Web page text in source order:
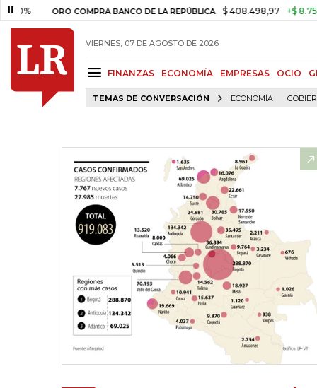
ORO COMPRA BANCO DE LA REPÚBLICA $ 408.498,97 +$ 8.753,81
VIERNES, 07 DE AGOSTO DE 2026
FINANZAS ECONOMÍA EMPRESAS OCIO
TEMAS DE CONVERSACIÓN ECONOMÍA